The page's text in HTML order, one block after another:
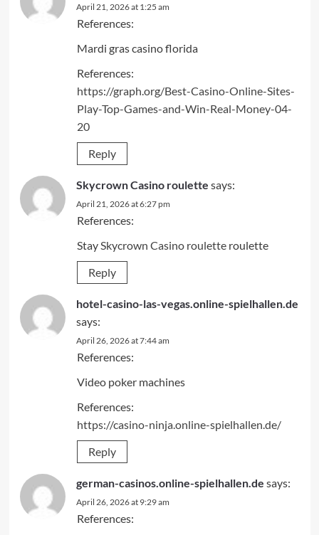
April 21, 2026 at 1:25 am
References:
Mardi gras casino florida
References:
https://graph.org/Best-Casino-Online-Sites-
Play-Top-Games-and-Win-Real-Money-04-
20
Reply
Skycrown Casino roulette says:
April 21, 2026 at 6:27 pm
References:
StaySkycrown Casino rouletteroulette
Reply
hotel-casino-las-vegas.online-spielhallen.de
says:
April 26, 2026 at 7:44 am
References:
Video poker machines
References:
https://casino-ninja.online-spielhallen.de/
Reply
german-casinos.online-spielhallen.de says:
April 26, 2026 at 9:29 am
References: